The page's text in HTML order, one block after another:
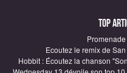
Top
Ecoutez le remix de
Hobbit : Écoutez la chanson